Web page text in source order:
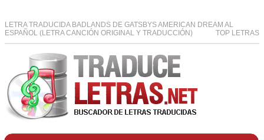
LETRA TRADUCIDA BADLANDS DE GATSBYS AMERICAN DREAM AL
ESPAÑOL (LETRA CANCIÓN ORIGINAL Y TRADUCCIÓN)
TOP LETRAS